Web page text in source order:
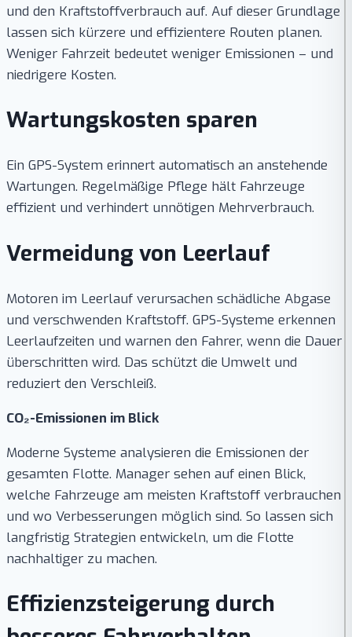
und den Kraftstoffverbrauch auf. Auf dieser Grundlage
lassen sich kürzere und effizientere Routen planen.
Weniger Fahrzeit bedeutet weniger Emissionen – und
niedrigere Kosten.
Wartungskosten sparen
Ein GPS-System erinnert automatisch an anstehende
Wartungen. Regelmäßige Pflege hält Fahrzeuge
effizient und verhindert unnötigen Mehrverbrauch.
Vermeidung von Leerlauf
Motoren im Leerlauf verursachen schädliche Abgase
und verschwenden Kraftstoff. GPS-Systeme erkennen
Leerlaufzeiten und warnen den Fahrer, wenn die Dauer
überschritten wird. Das schützt die Umwelt und
reduziert den Verschleiß.
CO₂-Emissionen im Blick
Moderne Systeme analysieren die Emissionen der
gesamten Flotte. Manager sehen auf einen Blick,
welche Fahrzeuge am meisten Kraftstoff verbrauchen
und wo Verbesserungen möglich sind. So lassen sich
langfristig Strategien entwickeln, um die Flotte
nachhaltiger zu machen.
Effizienzsteigerung durch